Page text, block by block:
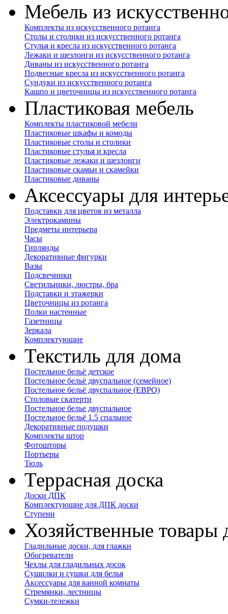
Мебель из
Комплекты из искусственного ротанга
Столы и столики из искусственного ротанга
Стулья и кресла из искусственного ротанга
Лежаки и шезлонги из искусственного ротанга
Диваны из искусственного ротанга
Подвесные кресла из искусственного ротанга
Сундуки из искусственного ротанга
Кашпо и цветочницы из искусственного ротанга
Пластиковая мебель
Комплекты пластиковой мебели
Пластиковые шкафы и комоды
Пластиковые столы и столики
Пластиковые стулья и кресла
Пластиковые лежаки и шезлонги
Пластиковые скамьи и скамейки
Пластиковые диваны
Аксессуары для
Подставки для цветов из металла
Электрокамины
Предметы интерьера
Часы
Гирлянды
Декоративные фигурки
Вазы
Подсвечники
Светильники, люстры, бра
Подставки и этажерки
Цветочницы из ротанга
Полки настенные
Газетницы
Зеркала
Комплектующие
Текстиль для дома
Постельное бельё детское
Постельное бельё двуспальное (семейное)
Постельное бельё двуспальное (ЕВРО)
Столовые скатерти
Постельное белье двуспальное
Постельное бельё 1.5 спальное
Декоративные подушки
Комплекты штор
Фотошторы
Портьеры
Тюль
Террасная доска
Доски ДПК
Комплектующие для ДПК доски
Ступени
Хозяйственные товары
Гладильные доски, для глажки
Обогреватели
Чехлы для гладильных досок
Сушилки и сушки для белья
Аксессуары для ванной комнаты
Стремянки, лестницы
Сумки-тележки